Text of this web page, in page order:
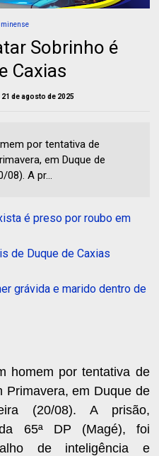
Sobrinho é
Caxias
de agosto de 2025
por tentativa de
em Duque de
08). A pr...
é preso por roubo em
de Duque de Caxias
grávida e marido dentro de
homem por tentativa de
Primavera, em Duque de
(20/08). A prisão,
65ª DP (Magé), foi
de inteligência e